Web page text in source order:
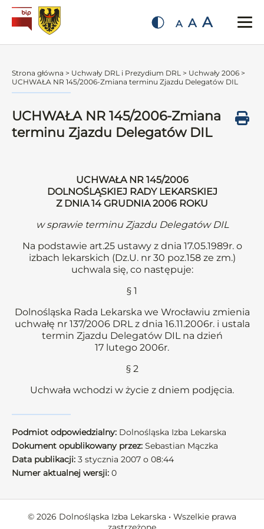
A A A
Strona główna > Uchwały DRL i Prezydium DRL > Uchwały 2006 >
UCHWAŁA NR 145/2006-Zmiana terminu Zjazdu Delegatów DIL
UCHWAŁA NR 145/2006-Zmiana
terminu Zjazdu Delegatów DIL
UCHWAŁA NR 145/2006
DOLNOŚLĄSKIEJ RADY LEKARSKIEJ
Z DNIA 14 GRUDNIA 2006 ROKU
w sprawie terminu Zjazdu Delegatów DIL
Na podstawie art.25 ustawy z dnia 17.05.1989r. o
izbach lekarskich (Dz.U. nr 30 poz.158 ze zm.)
uchwala się, co następuje:
§ 1
Dolnośląska Rada Lekarska we Wrocławiu zmienia
uchwałę nr 137/2006 DRL z dnia 16.11.2006r. i ustala
termin Zjazdu Delegatów DIL na dzień
17 lutego 2006r.
§ 2
Uchwała wchodzi w życie z dniem podjęcia.
Podmiot odpowiedzialny: Dolnośląska Izba Lekarska
Dokument opublikowany przez: Sebastian Mączka
Data publikacji: 3 stycznia 2007 o 08:44
Numer aktualnej wersji: 0
© 2026 Dolnośląska Izba Lekarska • Wszelkie prawa